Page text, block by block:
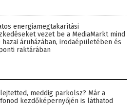
energiamegtakarítási
vezet be a MediaMarkt mind
hazai áruházában, irodaépületében és
raktárában
meddig parkolsz? Már a
kezdőképernyőjén is láthatod